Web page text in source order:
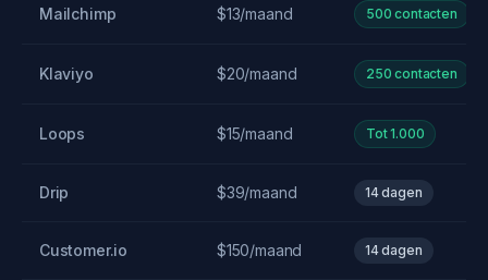
Mailchimp $13/maand 500 contacten
Klaviyo $20/maand 250 contacten
Loops $15/maand Tot 1.000
Drip $39/maand 14 dagen
Customer.io $150/maand 14 dagen